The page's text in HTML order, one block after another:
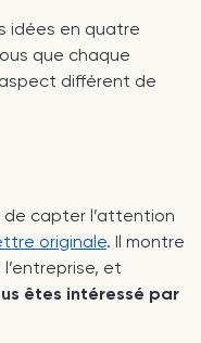
idées en quatre
que chaque
différent de
capter l’attention
originale. Il montre
et
êtes intéressé par